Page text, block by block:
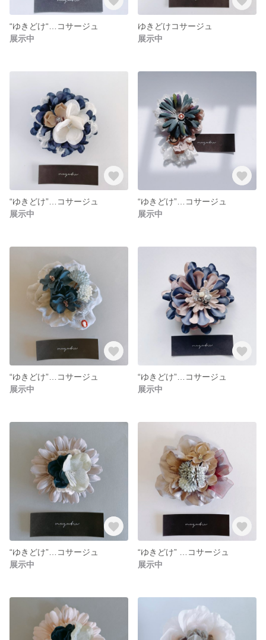
“ゆきどけ“…コサージュ
展示中
ゆきどけコサージュ
展示中
“ゆきどけ”…コサージュ
展示中
“ゆきどけ”…コサージュ
展示中
“ゆきどけ”…コサージュ
展示中
“ゆきどけ”…コサージュ
展示中
“ゆきどけ”…コサージュ
展示中
“ゆきどけ” …コサージュ
展示中